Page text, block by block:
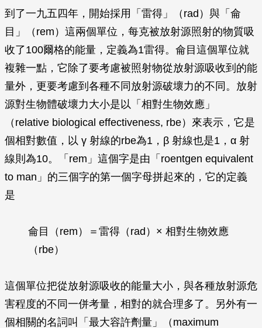
到了一九五四年，開始採用「雷得」（rad）與「侖
目」（rem）這兩個單位，每克被放射源照射的物質吸
收了100爾格的能量，定義為1雷得。侖目這個單位就
複雜一點，它除了要考慮被照射物從放射源吸收到的能
量外，更要考慮到各種不同放射源破壞力的不同。放射
源對生物體破壞力大小是以「相對生物效應」
（relative biological effectiveness, rbe）來表示，它是
個相對數值，以 γ 射線的rbe為1， β 射線也是1， α 射
線則為10。「rem」這個字是由「roentgen equivalent
to man」的三個字的第一個字母拼起來的，它的定義
是
侖目（rem）＝雷得（rad）× 相對生物效應
（rbe）
這個單位把從放射源吸收的能量大小，與各種放射源危
害程度的不同一併考量，相對的就合理多了。另外有一
個相關的名詞叫「最大容許劑量」（maximum